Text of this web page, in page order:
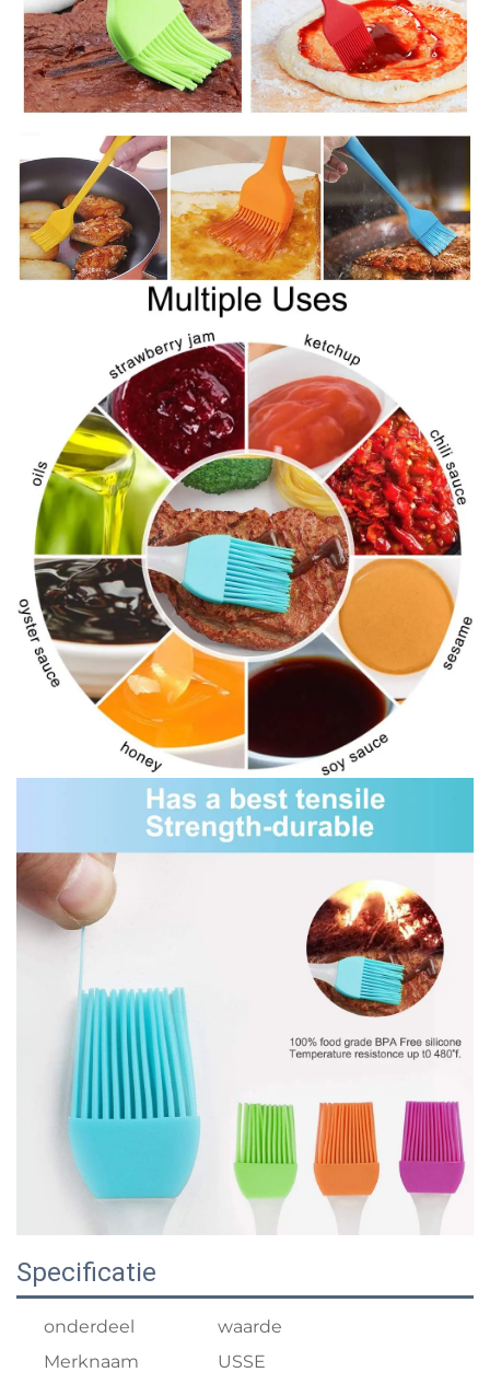
Specificatie
onderdeel
waarde
Merknaam
USSE